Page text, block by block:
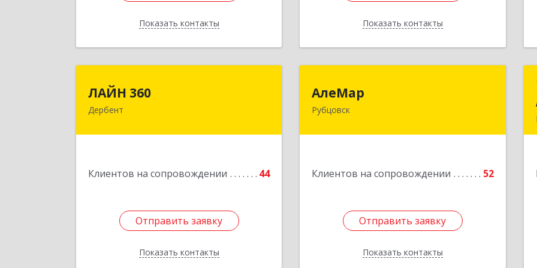
Показать контакты
Назад Показать контакты
Назад
ЛАЙН 360
Дербент
Клиентов на сопровождении 44
Отправить заявку
Показать контакты
368600, Дагестан Респ, Дербент г,
Подробнее
Отправить заявку
Назад
АлеМар
Рубцовск
Клиентов на сопровождении 52
Отправить заявку
Показать контакты
658210, Алтайский край, Рубцовск г,
Отправить заявку
Назад